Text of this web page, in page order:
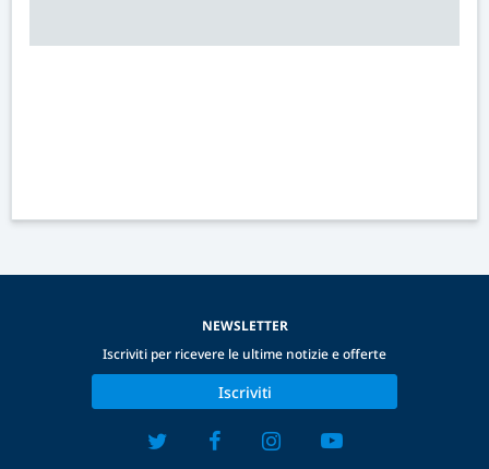
NEWSLETTER
Iscriviti per ricevere le ultime notizie e offerte
Iscriviti